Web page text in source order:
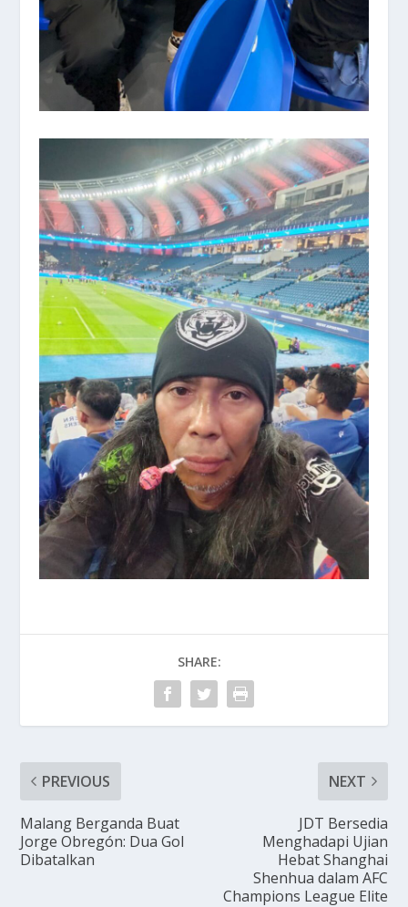
SHARE:
PREVIOUS
Malang Berganda Buat
Jorge Obregón: Dua Gol
Dibatalkan
NEXT
JDT Bersedia
Menghadapi Ujian
Hebat Shanghai
Shenhua dalam AFC
Champions League Elite